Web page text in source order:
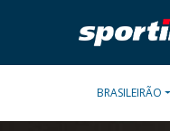
BRASILEIRÃO